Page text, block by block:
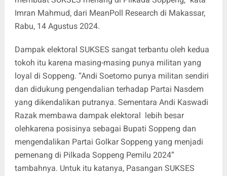
Imran Mahmud, dari MeanPoll Research di Makassar,
Rabu, 14 Agustus 2024.
Dampak elektoral SUKSES sangat terbantu oleh kedua
tokoh itu karena masing-masing punya militan yang
loyal di Soppeng. “Andi Soetomo punya militan sendiri
dan didukung pengendalian terhadap Partai Nasdem
yang dikendalikan putranya. Sementara Andi Kaswadi
Razak membawa dampak elektoral lebih besar
olehkarena posisinya sebagai Bupati Soppeng dan
mengendalikan Partai Golkar Soppeng yang menjadi
pemenang di Pilkada Soppeng Pemilu 2024”
tambahnya. Untuk itu katanya, Pasangan SUKSES